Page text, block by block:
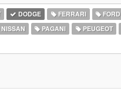
DODGE FERRARI FORD
PAGANI PEUGEOT